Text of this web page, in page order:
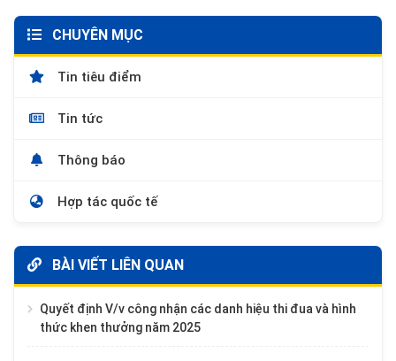
CHUYÊN MỤC
Tin tiêu điểm
Tin tức
Thông báo
Hợp tác quốc tế
BÀI VIẾT LIÊN QUAN
Quyết định V/v công nhận các danh hiệu thi đua và hình
thức khen thưởng năm 2025